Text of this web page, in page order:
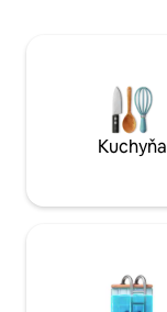
Kuchyňa